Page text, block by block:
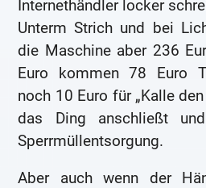
Internethändler locker
Unterm Strich und bei
die Maschine aber 236
Euro kommen 78 Euro
noch 10 Euro für „Kalle
das Ding anschließt
Sperrmüllentsorgung.
Aber auch wenn der